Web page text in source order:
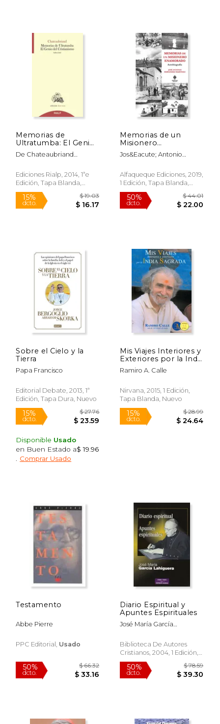
50%
dcto.
40%
dcto.
50%
dcto.
Memorias de
Ultratumba: El Genio
del Cristianismo
De Chateaubriand
Ediciones Rialp, 2014, 1ªe
Edición, Tapa Blanda,
Nuevo
15%
dcto.
Memorias de un
Misionero
Enamorado:
Autobiografía
Jos&Eacute; Antonio
Mart&Iacute;Nez
Alfaqueque Ediciones, 2019,
1 Edición, Tapa Blanda,
Nuevo
50%
dcto.
Sobre el Cielo y la
Tierra
Papa Francisco
Editorial Debate, 2013, 1ª
Edición, Tapa Dura, Nuevo
Disponible Usado
en Buen Estado a$ 19.96
Comprar Usado
Mis Viajes Interiores y
Exteriores por la India
Sagrada
Ramiro A. Calle
Nirvana, 2015, 1 Edición,
Tapa Blanda, Nuevo
Testamento
Abbe Pierre
PPC Editorial, Usado
Diario Espiritual y
Apuntes Espirituales
José María García
Biblioteca De Autores
Cristianos, 2004, 1 Edición,
Tapa Blanda,